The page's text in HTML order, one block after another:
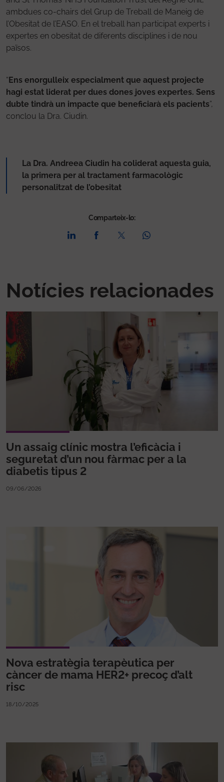
ambdues co-chairs del Grup de Treball de Maneig de
l’Obesitat de l’EASO. En el treball han participat experts i
expertes en obesitat de diferents disciplines i de nou
països.
“Ens enorgulleix especialment que aquest projecte
hagi estat liderat per dues dones joves expertes. Sens
dubte tindrà un impacte que beneficiarà els pacients”,
conclou la Dra. Ciudin.
La Dra. Andreea Ciudin ha coliderat aquesta guia,
la primera per al tractament farmacològic
personalitzat de l’obesitat
Comparteix-lo:
Notícies relacionades
Un assaig clínic mostra l’eficàcia i
seguretat d’un nou fàrmac per a la
diabetis tipus 2
09/06/2026
Nova estratègia terapèutica per
càncer de mama HER2+ precoç d’alt
risc
18/10/2025